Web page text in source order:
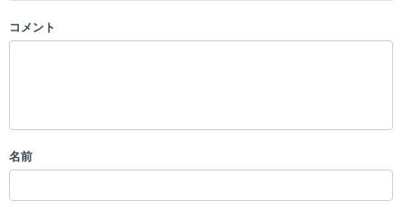
以下の書き込みを禁止とし、場合によってはコメント削除や書き込み制
・一度削除された投稿を再び投稿すること
・アカウントの売買など金銭が絡む内容の投稿
コメント
名前